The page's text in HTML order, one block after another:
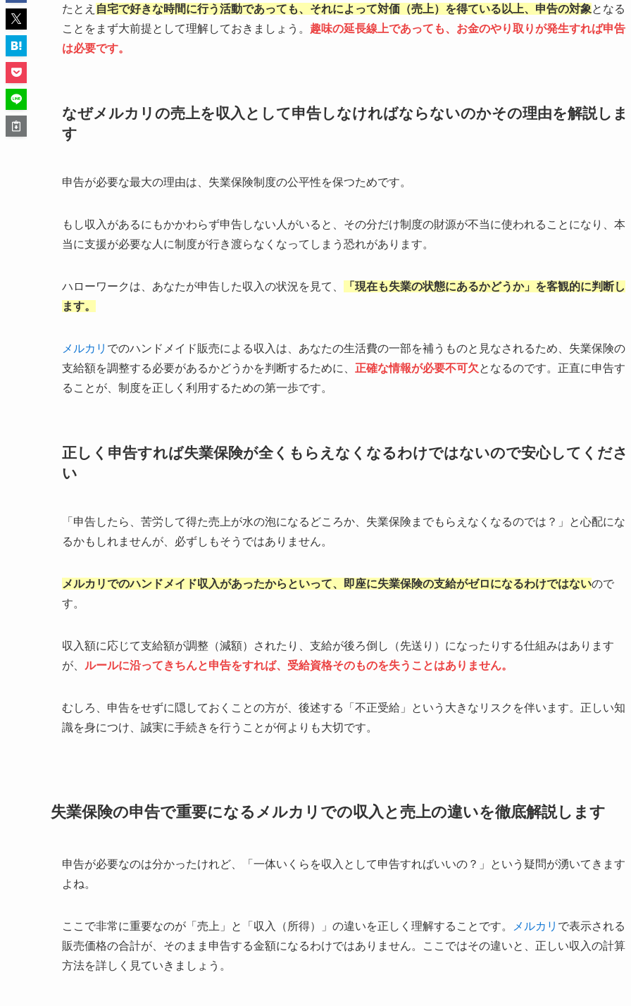
たとえ 自宅で好きな時間に行う活動であっても、それによって対価（売上）を得ている以上、申告の対象となる
ことをまず大前提として理解しておきましょう。 趣味の延長線上であっても、お金のやり取りが発生すれば申告
は必要です。
なぜメルカリの売上を収入として申告しなければならないのかその理由を解説しま
す
申告が必要な最大の理由は、失業保険制度の公平性を保つためです。
もし収入があるにもかかわらず申告しない人がいると、その分だけ制度の財源が不当に使われることになり、本
当に支援が必要な人に制度が行き渡らなくなってしまう恐れがあります。
ハローワークは、あなたが申告した収入の状況を見て、
「現在も失業の状態にあるかどうか」を客観的に判断し
ます。
メルカリ でのハンドメイド販売による収入は、あなたの生活費の一部を補うものと見なされるため、失業保険の
支給額を調整する必要があるかどうかを判断するために、 正確な情報が必要不可欠となるのです。正直に申告す
ることが、制度を正しく利用するための第一歩です。
正しく申告すれば失業保険が全くもらえなくなるわけではないので安心してくださ
い
「申告したら、苦労して得た売上が水の泡になるどころか、失業保険までもらえなくなるのでは？」と心配にな
るかもしれませんが、必ずしもそうではありません。
メルカリでのハンドメイド収入があったからといって、即座に失業保険の支給がゼロになるわけではないので
す。
収入額に応じて支給額が調整（減額）されたり、支給が後ろ倒し（先送り）になったりする仕組みはあります
が、 ルールに沿ってきちんと申告をすれば、受給資格そのものを失うことはありません。
むしろ、申告をせずに隠しておくことの方が、後述する「不正受給」という大きなリスクを伴います。正しい知
識を身につけ、誠実に手続きを行うことが何よりも大切です。
失業保険の申告で重要になるメルカリでの収入と売上の違いを徹底解説します
申告が必要なのは分かったけれど、「一体いくらを収入として申告すればいいの？」という疑問が湧いてきます
よね。
ここで非常に重要なのが「売上」と「収入（所得）」の違いを正しく理解することです。 メルカリ で表示される
販売価格の合計が、そのまま申告する金額になるわけではありません。ここではその違いと、正しい収入の計算
方法を詳しく見ていきましょう。